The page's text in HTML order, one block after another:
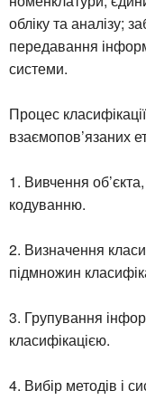
обліку та аналізу;
передавання
системи.
Процес
взаємопов’язаних
1. Вивчення
кодуванню.
2. Визначення
підмножин
3. Групування
класифікацією.
4. Вибір методів і